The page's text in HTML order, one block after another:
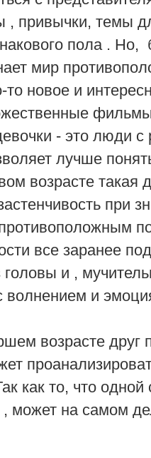
, привычки, темы
пола . Но,
мир
то новое и
- это люди с
лучше
возрасте такая
при
все заранее
и ,
волнением и
возрасте друг
как то, что одной
может на самом